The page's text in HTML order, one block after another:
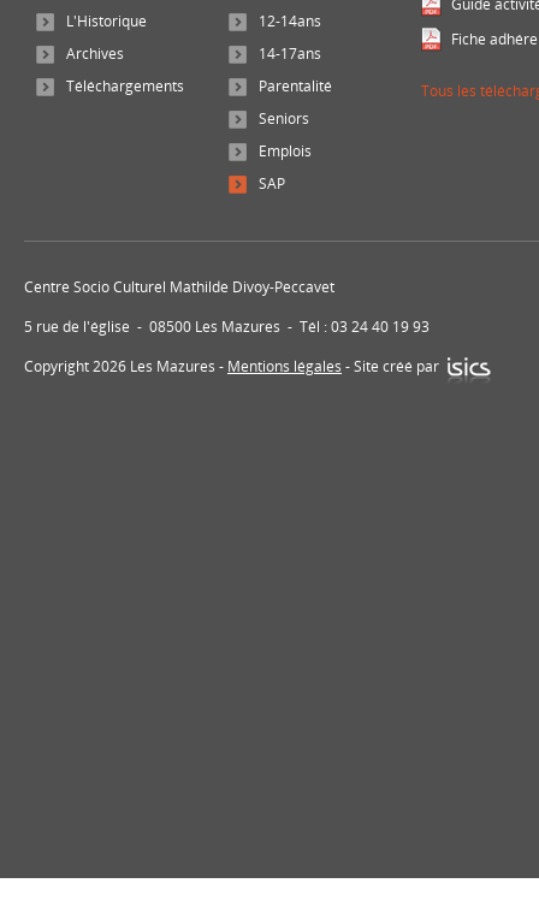
L'Historique
Archives
Téléchargements
12-14ans
14-17ans
Parentalité
Seniors
Emplois
SAP
Guide
Fiche
Tous les
Centre Socio Culturel Mathilde Divoy-Peccavet
5 rue de l'église - 08500 Les Mazures - Tél : 03 24 40 19 93
Copyright 2026 Les Mazures - Mentions légales - Site créé par